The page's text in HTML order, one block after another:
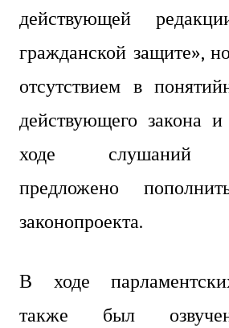
действующей
гражданской защите»,
отсутствием в
действующего закона
ходе слушаний
предложено
законопроекта.
В ходе
также был